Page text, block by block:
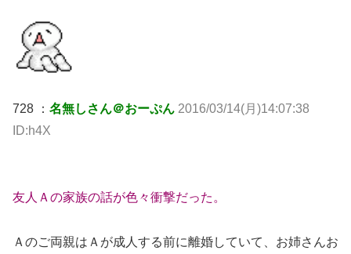
728 ： 名無しさん＠おーぷん 2016/03/14(月)14:07:38
ID:h4X
友人Ａの家族の話が色々衝撃だった。
Ａのご両親はＡが成人する前に離婚していて、お姉さんお